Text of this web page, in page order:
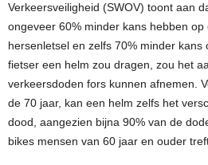
Verkeersveiligheid (SWOV) toont aan
ongeveer 60% minder kans hebben op
hersenletsel en zelfs 70% minder kans
fietser een helm zou dragen, zou het
verkeersdoden fors kunnen afnemen.
de 70 jaar, kan een helm zelfs het
dood, aangezien bijna 90% van de
bikes mensen van 60 jaar en ouder